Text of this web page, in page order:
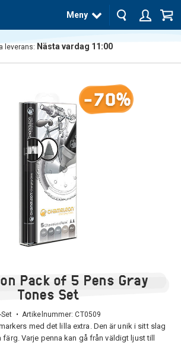
Meny
leverans: Nästa vardag 11:00
-70%
Pack of 5 Pens Gray
Tones Set
Set • Artikelnummer:CT0509
med det lilla extra. Den är unik i sitt slag
färg. Varje penna kan gå från väldigt ljust till